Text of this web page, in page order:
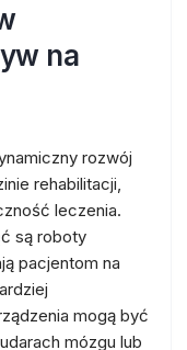
na
rozwój
rehabilitacji,
leczenia.
są roboty
pacjentom na
mogą być
mózgu lub